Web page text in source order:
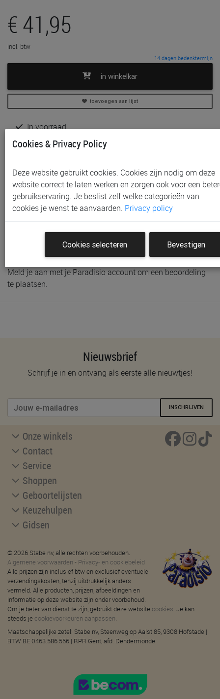
€ 41,95
incl. btw
14 dagen bedenktermijn
in winkelkar
toevoegen aan lijst
In voorraad
Gratis (en direct) af te halen in onze
Gent, Sint-Niklaas en Waregem
Productinformatie & specificaties
Voorraad bij Paradisio
Klantenbeoordelingen
Schrijf de eerste beoordeling
Meld je aan met je Paradisio account om een beoordeling
te plaatsen.
Nieuwsbrief
Schrijf je in en ontvang als eerste alle nieuwtjes!
INSCHRIJVEN
Onze winkels
Contact
Service
Shoppen
Geboortelijsten
Keuzehulpen
Gidsen
© 2026 Stabe nv, alle rechten voorbehouden.
Algemene voorwaarden - Privacy- en cookiebeleid
Alle prijzen zijn inclusief btw en exclusief eventuele
verzendingskosten, tenzij uitdrukkelijk anders
vermeld. Alle producten, prijzen, afbeeldingen en
informatie op deze website zijn onder voorbehoud.
Om je beter van dienst te zijn, gebruikt deze website cookies. Je kan
steeds je cookievoorkeuren aanpassen.
Maatschappelijke zetel: Stabe nv, Steenweg op Aalst 85, 9308 Hofstade |
BTW BE 0463.586.556 | RPR Gent, afd. Dendermonde
Cookies & Privacy Policy
Deze website gebruikt cookies. Cookies zijn nodig om deze
website correct te laten werken en zorgen ook voor een
gebruikservaring. Je beslist zelf welke categorieën van
cookies je wenst te aanvaarden. Privacy policy
Cookies selecteren Bevestigen